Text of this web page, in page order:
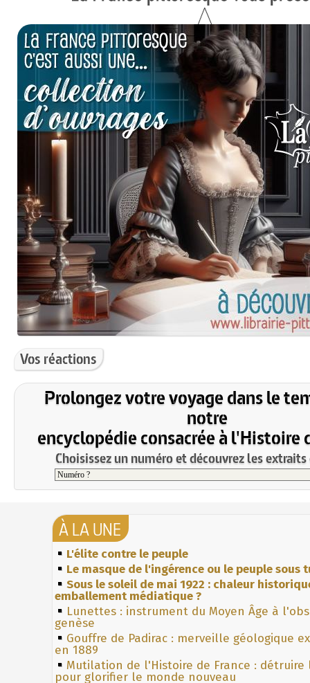
Vos réactions
Prolongez votre voyage dans le
notre
encyclopédie consacrée à l'Histoire
Choisissez un numéro et découvrez les
À LA UNE
L'élite contre le peuple
Le masque de l'ingérence ou le peuple sous
Sous le soleil de mai 1922 : chaleur
emballement médiatique ?
Lunettes : instrument du Moyen Âge à
genèse
Gouffre de Padirac : merveille géologique
en 1889
Mutilation de l'Histoire de France : détruire
pour glorifier le monde nouveau